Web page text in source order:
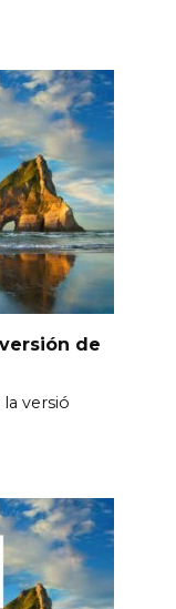
de
versió